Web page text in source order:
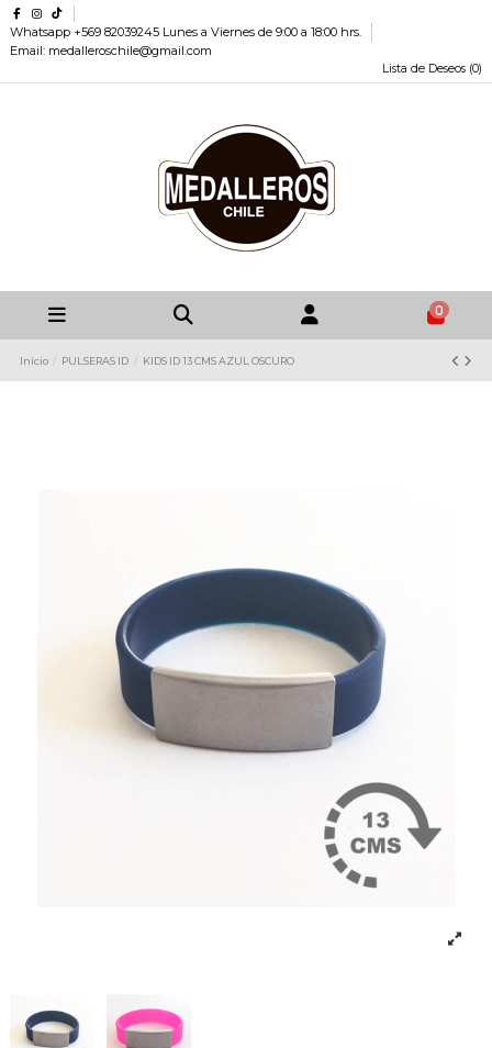
Whatsapp +569 82039245 Lunes a Viernes de 9:00 a 18:00 hrs.
Email: medalleroschile@gmail.com
Lista de Deseos (0)
0
Inicio PULSERAS ID KIDS ID 13 CMS AZUL OSCURO